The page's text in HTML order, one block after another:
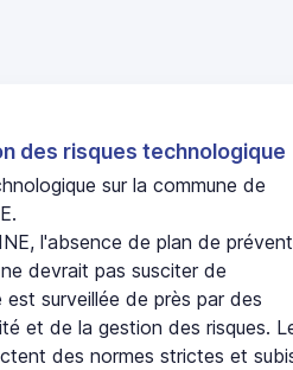
des risques technologique
sur la commune de
l'absence de plan de
devrait pas susciter de
surveillée de près par des
et de la gestion des risques.
des normes strictes et